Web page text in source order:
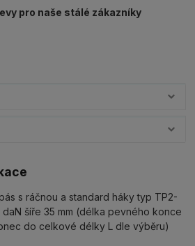
pro naše stálé zákazníky
s ráčnou a standard háky typ TP2-
šíře 35 mm (délka pevného konce
do celkové délky L dle výběru)